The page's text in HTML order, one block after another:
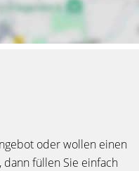
oder wollen einen
füllen Sie einfach